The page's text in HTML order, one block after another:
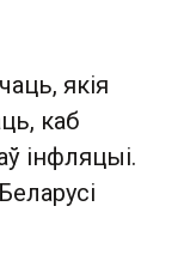
якія
каб
інфляцыі.